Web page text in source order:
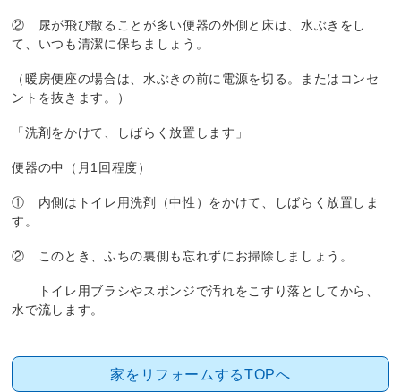
② 尿が飛び散ることが多い便器の外側と床は、水ぶきをし
て、いつも清潔に保ちましょう。
（暖房便座の場合は、水ぶきの前に電源を切る。またはコンセ
ントを抜きます。）
「洗剤をかけて、しばらく放置します」
便器の中（月1回程度）
① 内側はトイレ用洗剤（中性）をかけて、しばらく放置しま
す。
② このとき、ふちの裏側も忘れずにお掃除しましょう。
トイレ用ブラシやスポンジで汚れをこすり落としてから、
水で流します。
家をリフォームするTOPへ